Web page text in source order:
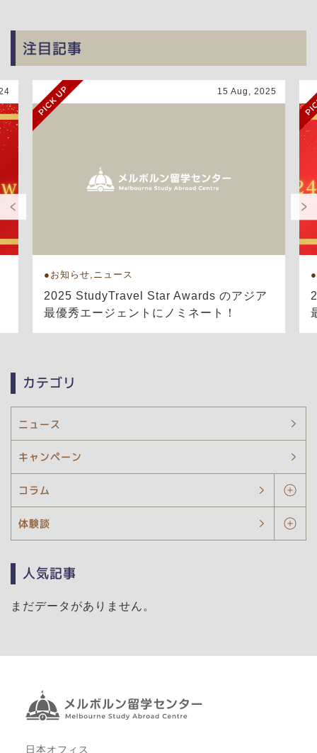
注目記事
15 Aug, 2025
お知らせ,ニュース
2025 StudyTravel Star Awards のアジア
最優秀エージェントにノミネート！
カテゴリ
ニュース
キャンペーン
コラム
体験談
人気記事
まだデータがありません。
日本オフィス